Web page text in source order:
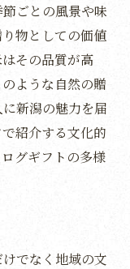
力
々
方
タログギフ
力
ごとの風景や味
物としての価値
その品質が高
ような自然の贈
新潟の魅力を届
紹介する文化的
グギフトの多様
でなく地域の文